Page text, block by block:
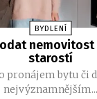
BYDLENÍ
starostí
pronájem bytu či
nejvýznamnějším...